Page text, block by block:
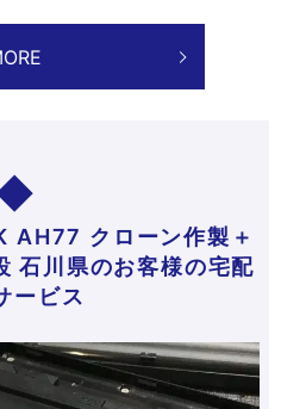
AH77 クローン作製＋
石川県のお客様の宅配
ービス